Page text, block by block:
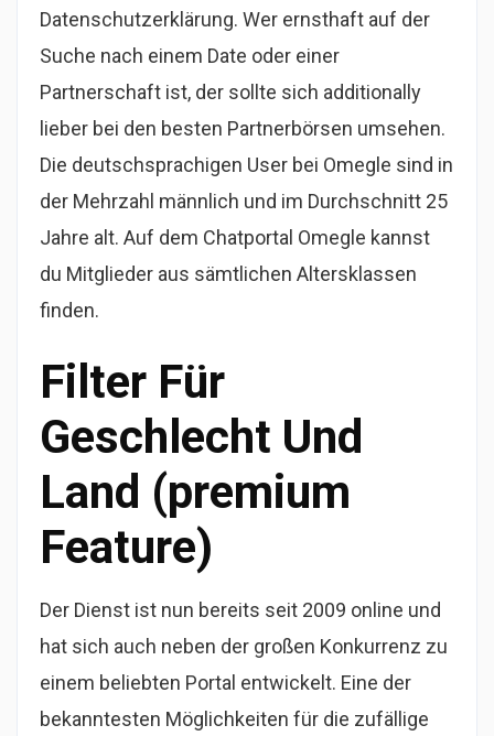
Datenschutzerklärung. Wer ernsthaft auf der
Suche nach einem Date oder einer
Partnerschaft ist, der sollte sich additionally
lieber bei den besten Partnerbörsen umsehen.
Die deutschsprachigen User bei Omegle sind in
der Mehrzahl männlich und im Durchschnitt 25
Jahre alt. Auf dem Chatportal Omegle kannst
du Mitglieder aus sämtlichen Altersklassen
finden.
Filter Für
Geschlecht Und
Land (premium
Feature)
Der Dienst ist nun bereits seit 2009 online und
hat sich auch neben der großen Konkurrenz zu
einem beliebten Portal entwickelt. Eine der
bekanntesten Möglichkeiten für die zufällige